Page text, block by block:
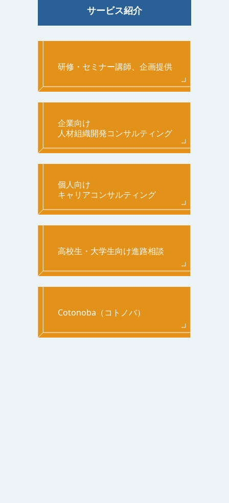
サービス紹介
研修・セミナー講師、企画提供
企業向け
人材組織開発コンサルティング
個人向け
キャリアコンサルティング
高校生・大学生向け進路相談
Cotonoba（コトノバ）